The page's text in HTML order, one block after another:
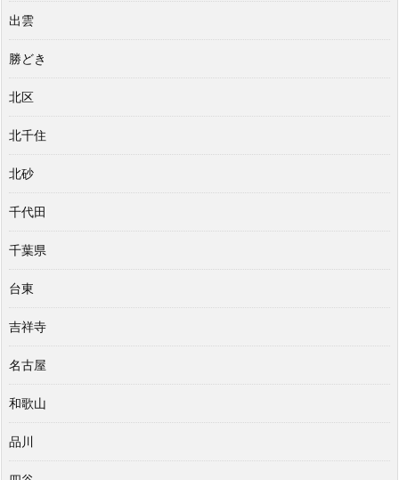
出雲
勝どき
北区
北千住
北砂
千代田
千葉県
台東
吉祥寺
名古屋
和歌山
品川